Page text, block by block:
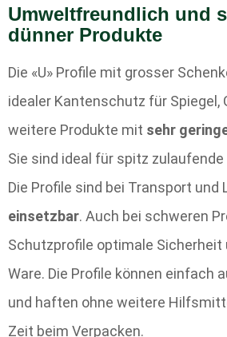
Umweltfreundlich und
dünner Produkte
Die «U» Profile mit grosser
idealer Kantenschutz für Spiegel,
weitere Produkte mit sehr
Sie sind ideal für spitz zulaufende
Die Profile sind bei Transport und
einsetzbar. Auch bei schweren
Schutzprofile optimale Sicherheit
Ware. Die Profile können einfach
und haften ohne weitere
Zeit beim Verpacken.